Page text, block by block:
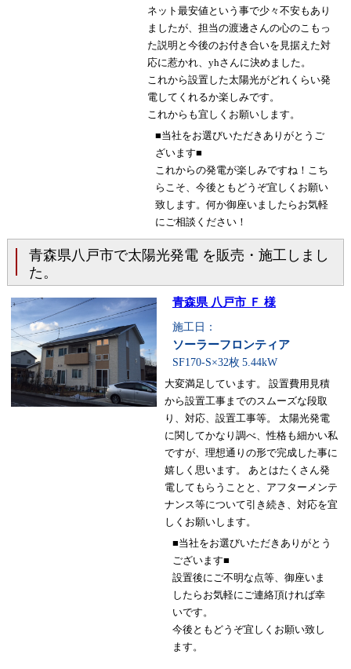
ネット最安値という事で少々不安もあり
ましたが、担当の渡邊さんの心のこもっ
た説明と今後のお付き合いを見据えた対
応に惹かれ、yhさんに決めました。
これから設置した太陽光がどれくらい発
電してくれるか楽しみです。
これからも宜しくお願いします。
■当社をお選びいただきありがとうご
ざいます■
これからの発電が楽しみですね！こち
らこそ、今後ともどうぞ宜しくお願い
致します。何か御座いましたらお気軽
にご相談ください！
青森県八戸市で太陽光発電 を販売・施工しまし
た。
青森県 八戸市 Ｆ 様
施工日：
ソーラーフロンティア
SF170-S×32枚 5.44kW
大変満足しています。 設置費用見積
から設置工事までのスムーズな段取
り、対応、設置工事等。 太陽光発電
に関してかなり調べ、性格も細かい私
ですが、理想通りの形で完成した事に
嬉しく思います。 あとはたくさん発
電してもらうことと、アフターメンテ
ナンス等について引き続き、対応を宜
しくお願いします。
■当社をお選びいただきありがとう
ございます■
設置後にご不明な点等、御座いま
したらお気軽にご連絡頂ければ幸
いです。
今後ともどうぞ宜しくお願い致し
ます。